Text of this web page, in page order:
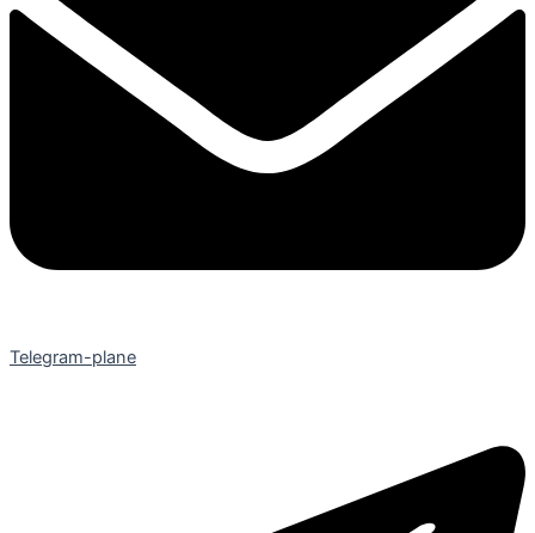
Telegram-plane